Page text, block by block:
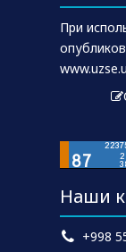
При
Наши
+998